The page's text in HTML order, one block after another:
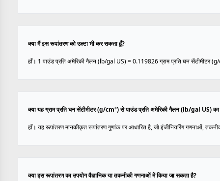
क्या मैं इस रूपांतरण को उल्टा भी कर सकता हूँ?
हाँ। 1 पाउंड प्रति अमेरिकी गैलन (lb/gal US) = 0.119826 ग्राम प्रति घन सेंटीमीटर
क्या यह ग्राम प्रति घन सेंटीमीटर (g/cm³) से पाउंड प्रति अमेरिकी गैलन (lb/gal US)
हाँ। यह रूपांतरण मानकीकृत रूपांतरण गुणांक पर आधारित है, जो इंजीनियरिंग गणनाओं,
क्या इस रूपांतरण का उपयोग वैज्ञानिक या तकनीकी गणनाओं में किया जा सकता है?